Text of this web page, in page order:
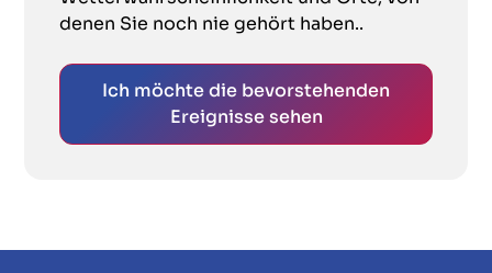
denen Sie noch nie gehört haben..
Ich möchte die bevorstehenden
Ereignisse sehen